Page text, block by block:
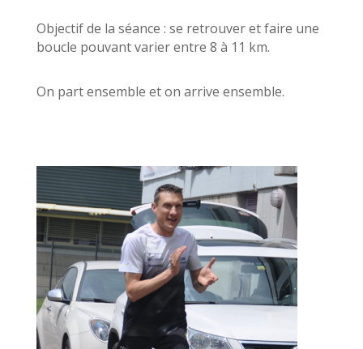
Objectif de la séance : se retrouver et faire une
boucle pouvant varier entre 8 à 11 km.
On part ensemble et on arrive ensemble.